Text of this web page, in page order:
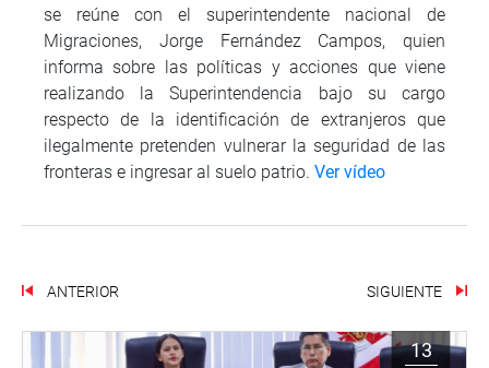
se reúne con el superintendente nacional de
Migraciones, Jorge Fernández Campos, quien
informa sobre las políticas y acciones que viene
realizando la Superintendencia bajo su cargo
respecto de la identificación de extranjeros que
ilegalmente pretenden vulnerar la seguridad de las
fronteras e ingresar al suelo patrio. Ver vídeo
ANTERIOR SIGUIENTE
13